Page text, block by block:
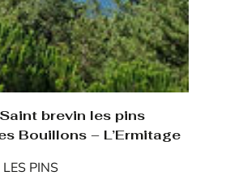
brevin les pins
Bouillons – L’Ermitage
PINS